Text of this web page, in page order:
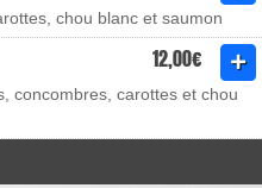
chou blanc et saumon
12,00€
concombres, carottes et chou